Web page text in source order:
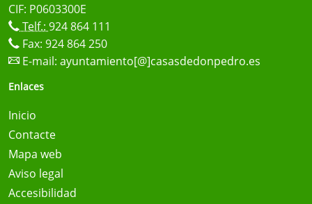
CIF: P0603300E
Telf.: 924 864 111
Fax: 924 864 250
E-mail: ayuntamiento[@]casasdedonpedro.es
Enlaces
Inicio
Contacte
Mapa web
Aviso legal
Accesibilidad